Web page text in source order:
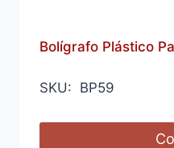
Bolígrafo Plástico
SKU: BP59